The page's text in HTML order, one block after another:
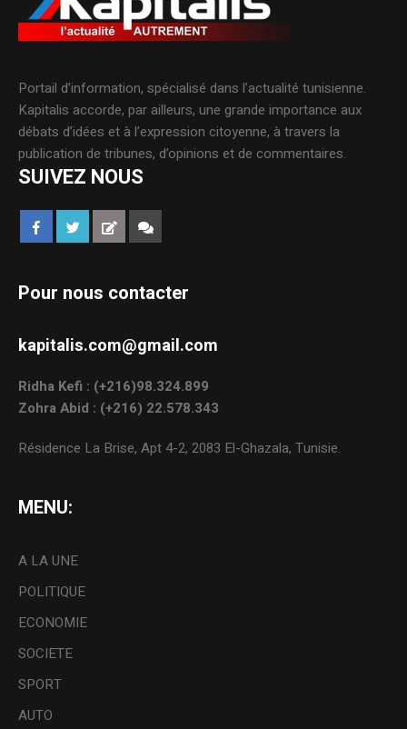
Portail d’information, spécialisé dans l’actualité tunisienne.
Kapitalis accorde, par ailleurs, une grande importance aux
débats d’idées et à l’expression citoyenne, à travers la
publication de tribunes, d’opinions et de commentaires.
SUIVEZ NOUS
Pour nous contacter
kapitalis.com@gmail.com
Ridha Kefi : (+216)98.324.899
Zohra Abid : (+216) 22.578.343
Résidence La Brise, Apt 4-2, 2083 El-Ghazala, Tunisie.
MENU:
A LA UNE
POLITIQUE
ECONOMIE
SOCIETE
SPORT
AUTO